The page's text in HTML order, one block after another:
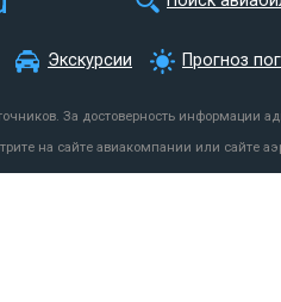
Экскурсии Прогноз
За достоверность информации
на сайте авиакомпании или сайте